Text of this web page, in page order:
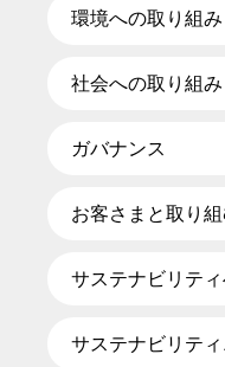
環境への取り組み
社会への取り組み
ガバナンス
お客さまと取り
サステナビリテ
サステナビリテ